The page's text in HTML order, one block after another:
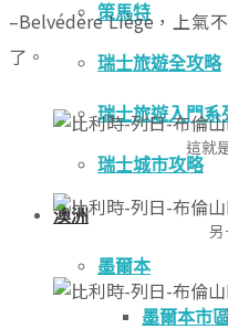
策馬特
瑞士旅遊全攻略
瑞士旅遊入門系
瑞士城市攻略
澳洲
墨爾本
墨爾本市
–Belvédère Liège，上氣
了。
這就